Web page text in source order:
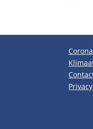
Privacy